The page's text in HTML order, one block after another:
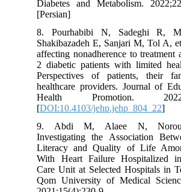
Diabetes and Metabolism.
[Persian]
8. Pourhabibi N, Sadeghi R,
Shakibazadeh E, Sanjari M, Tol A,
affecting nonadherence to
2 diabetic patients with limited
Perspectives of patients, their
healthcare providers. Journal of
Health Promotion.
[DOI:10.4103/jehp.jehp_804_22
9. Abdi M, Alaee N,
Investigating the Association
Literacy and Quality of Life
With Heart Failure Hospitalized
Care Unit at Selected Hospitals in
Qom University of Medical